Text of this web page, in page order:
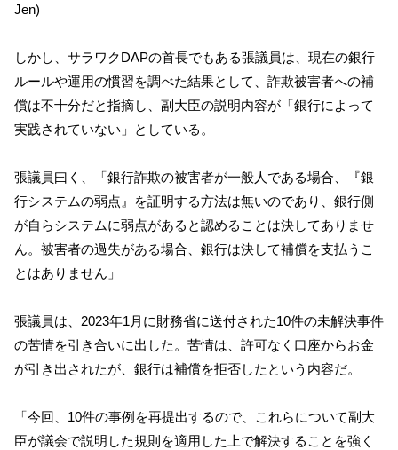
Jen)
しかし、サラワクDAPの首長でもある張議員は、現在の銀行
ルールや運用の慣習を調べた結果として、詐欺被害者への補
償は不十分だと指摘し、副大臣の説明内容が「銀行によって
実践されていない」としている。
張議員曰く、「銀行詐欺の被害者が一般人である場合、『銀
行システムの弱点』を証明する方法は無いのであり、銀行側
が自らシステムに弱点があると認めることは決してありませ
ん。被害者の過失がある場合、銀行は決して補償を支払うこ
とはありません」
張議員は、2023年1月に財務省に送付された10件の未解決事件
の苦情を引き合いに出した。苦情は、許可なく口座からお金
が引き出されたが、銀行は補償を拒否したという内容だ。
「今回、10件の事例を再提出するので、これらについて副大
臣が議会で説明した規則を適用した上で解決することを強く